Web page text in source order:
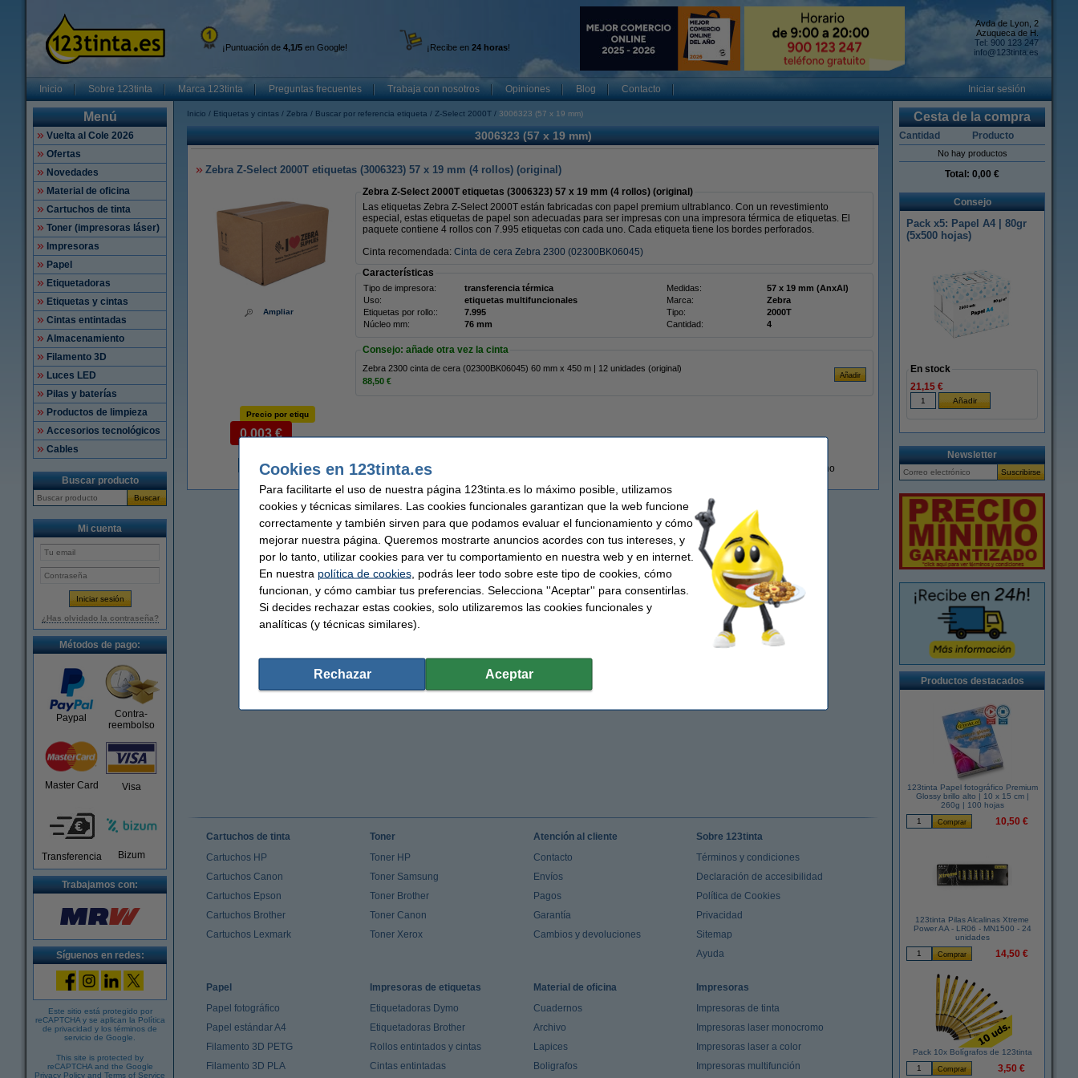
¡Puntuación de 4,1/5 en Google! ¡Recibe en 24 horas!
Avda de Lyon, 2
Azuqueca de H.
Tel: 900 123 247
info@123tinta.es
Inicio Sobre 123tinta Marca 123tinta Preguntas frecuentes Trabaja con nosotros Opiniones Blog Contacto Iniciar sesión
Menú
Vuelta al Cole 2026
Ofertas
Novedades
Material de oficina
Cartuchos de tinta
Toner (impresoras láser)
Impresoras
Papel
Etiquetadoras
Etiquetas y cintas
Cintas entintadas
Almacenamiento
Filamento 3D
Luces LED
Pilas y baterías
Productos de limpieza
Accesorios tecnológicos
Cables
Buscar producto
Buscar
Mi cuenta
¿Has olvidado la contraseña?
Métodos de pago:
Paypal
Contra-
reembolso
Master Card Visa
Transferencia Bizum
Trabajamos con:
Síguenos en redes:
Este sitio está protegido por
reCAPTCHA y se aplican la Política
de privacidad y los términos de
servicio de Google
This site is protected by
reCAPTCHA and the Google
Privacy Policy and Terms of Service
Inicio Etiquetas y cintas Zebra Buscar por referencia etiqueta Z-Select 2000T 3006323 (57 x 19 mm)
3006323 (57 x 19 mm)
Zebra Z-Select 2000T etiquetas (3006323) 57 x 19 mm (4 rollos) (original)
Ampliar
Zebra Z-Select 2000T etiquetas (3006323) 57 x 19 mm (4 rollos) (original)
Las etiquetas Zebra Z-Select 2000T están fabricadas con papel premium ultrablanco. Con un revestimiento
especial, estas etiquetas de papel son adecuadas para ser impresas con una impresora térmica de etiquetas. El
paquete contiene 4 rollos con 7.995 etiquetas con cada uno. Cada etiqueta tiene los bordes perforados.
Cinta recomendada: Cinta de cera Zebra 2300 (02300BK06045)
Características
Tipo de impresora: transferencia térmica Medidas:
57 x 19 mm (AnxAl)
Uso:
etiquetas multifuncionales Marca:
Zebra
Etiquetas por rollo::
7.995 Tipo:
2000T
Núcleo mm:
76 mm Cantidad: 4
Consejo: añade otra vez la cinta
Zebra 2300 cinta de cera (02300BK06045) 60 mm x 450 m | 12 unidades (original)
88,50 €
Precio por etiqu
0,003 €
82,50 €
68,18 € Excl. 21% IVA En almacén externo
Cesta de la compra
Cantidad Producto
No hay productos
Total: 0,00 €
Consejo
Pack x5: Papel A4 | 80gr
(5x500 hojas)
En stock
21,15 €
Newsletter
Productos destacados
123tinta Papel fotográfico Premium
Glossy brillo alto | 10 x 15 cm |
260g | 100 hojas
10,50 €
123tinta Pilas Alcalinas Xtreme
Power AA - LR06 - MN1500 - 24
unidades
14,50 €
Pack 10x Bolígrafos de 123tinta
3,50 €
Cartuchos de tinta
Cartuchos HP
Cartuchos Canon
Cartuchos Epson
Cartuchos Brother
Cartuchos Lexmark
Toner
Toner HP
Toner Samsung
Toner Brother
Toner Canon
Toner Xerox
Atención al cliente
Contacto
Envíos
Pagos
Garantía
Cambios y devoluciones
Sobre 123tinta
Términos y condiciones
Declaración de accesibilidad
Política de Cookies
Privacidad
Sitemap
Ayuda
Papel
Papel fotográfico
Papel estándar A4
Filamento 3D PETG
Filamento 3D PLA
Impresoras de etiquetas
Etiquetadoras Dymo
Etiquetadoras Brother
Rollos entintados y cintas
Cintas entintadas
Material de oficina
Cuadernos
Archivo
Lapices
Boligrafos
Impresoras
Impresoras de tinta
Impresoras laser monocromo
Impresoras laser a color
Impresoras multifunción
Cookies en 123tinta.es
Para facilitarte el uso de nuestra página 123tinta.es lo máximo posible, utilizamos
cookies y técnicas similares. Las cookies funcionales garantizan que la web funcione
correctamente y también sirven para que podamos evaluar el funcionamiento y cómo
mejorar nuestra página. Queremos mostrarte anuncios acordes con tus intereses, y
por lo tanto, utilizar cookies para ver tu comportamiento en nuestra web y en internet.
En nuestra política de cookies, podrás leer todo sobre este tipo de cookies, cómo
funcionan, y cómo cambiar tus preferencias. Selecciona ''Aceptar'' para consentirlas.
Si decides rechazar estas cookies, solo utilizaremos las cookies funcionales y
analíticas (y técnicas similares).
Rechazar Aceptar